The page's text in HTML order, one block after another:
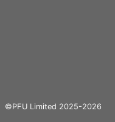
©PFU Limited 2025-2026